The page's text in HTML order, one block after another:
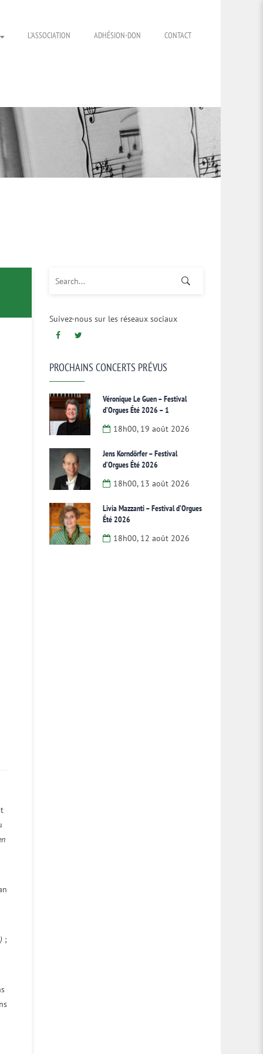
L’ASSOCIATION ADHÉSION-DON CONTACT
;
Suivez-nous sur les réseaux sociaux
PROCHAINS CONCERTS PRÉVUS
Véronique Le Guen – Festival
d’Orgues Été 2026 – 1
18h00, 19 août 2026
Jens Korndörfer – Festival
d’Orgues Été 2026
18h00, 13 août 2026
Livia Mazzanti – Festival d’Orgues
Été 2026
18h00, 12 août 2026